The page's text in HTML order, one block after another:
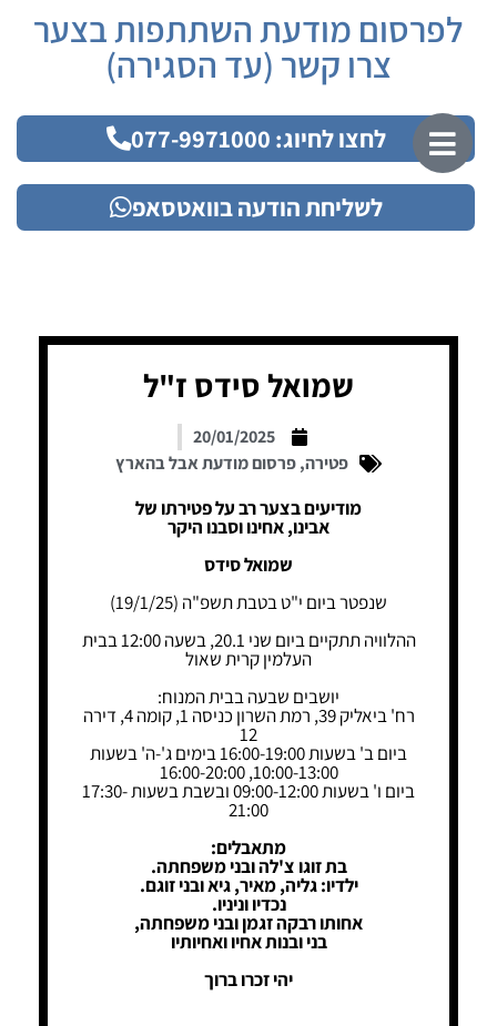
לפרסום מודעת השתתפות בצער
צרו קשר (עד הסגירה)
לחצו לחיוג: 077-9971000
לשליחת הודעה בוואטסאפ
שמואל סידס ז"ל
20/01/2025
פטירה,פרסום מודעת אבל בהארץ
מודיעים בצער רב על פטירתו של
אבינו, אחינו וסבנו היקר
שמואל סידס
שנפטר ביום י"ט בטבת תשפ"ה (19/1/25)
ההלוויה תתקיים ביום שני 20.1, בשעה 12:00 בבית
העלמין קרית שאול
יושבים שבעה בבית המנוח:
רח' ביאליק 39, רמת השרון כניסה 1, קומה 4, דירה
12
ביום ב' בשעות 16:00-19:00 בימים ג'-ה' בשעות
10:00-13:00, 16:00-20:00
ביום ו' בשעות 09:00-12:00 ובשבת בשעות 17:30-
21:00
מתאבלים:
בת זוגו צ'לה ובני משפחתה.
ילדיו: גליה, מאיר, גיא ובני זוגם.
נכדיו וניניו.
אחותו רבקה זגמן ובני משפחתה,
בני ובנות אחיו ואחיותיו
יהי זכרו ברוך